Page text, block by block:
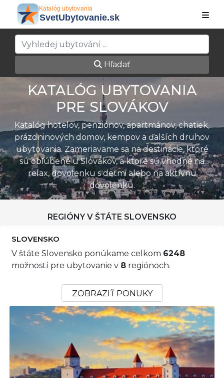
Hľadať
KATALÓG UBYTOVANIA
PRE SLOVÁKOV
Katalóg hotelov, penziónov, apartmánov, chatiek,
prázdninových domov, kempov a ďalších druhov
ubytovania. Zameriavame sa na destinácie, ktoré
sú obľúbené u Slovákov, a ktoré sú vhodné na
relax, dovolenku s deťmi alebo na aktívnu
dovolenku.
REGIÓNY V ŠTÁTE SLOVENSKO
SLOVENSKO
V štáte Slovensko ponúkame celkom 6248
možností pre ubytovanie v 8 regiónoch.
ZOBRAZIŤ PONUKY